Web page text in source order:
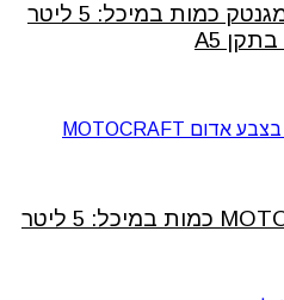
שמן מנוע 5W30 קסטרול מגנטק כמות במיכל: 5 ליטר